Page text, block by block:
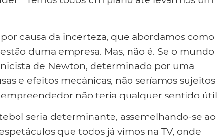
causa da incerteza, que abordamos como
duma empresa. Mas, não é. Se o mundo
de Newton, determinado por uma
e efeitos mecânicas, não seríamos sujeitos
não teria qualquer sentido útil.
seria determinante, assemelhando-se ao
que todos já vimos na TV, onde